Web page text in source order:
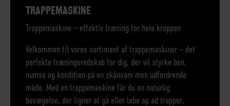
TRAPPEMASKINE
Trappemaskine – effektiv træning for hele kroppen
Velkommen til vores sortiment af trappemaskiner – det
perfekte træningsredskab for dig, der vil styrke ben,
numse og kondition på en skånsom men udfordrende
måde. Med en trappemaskine får du en naturlig
bevægelse, der ligner at gå eller løbe op ad trapper,